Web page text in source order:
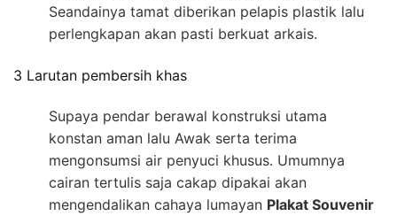
Seandainya tamat diberikan pelapis plastik lalu
perlengkapan akan pasti berkuat arkais.
3 Larutan pembersih khas
Supaya pendar berawal konstruksi utama
konstan aman lalu Awak serta terima
mengonsumsi air penyuci khusus. Umumnya
cairan tertulis saja cakap dipakai akan
mengendalikan cahaya lumayan Plakat Souvenir